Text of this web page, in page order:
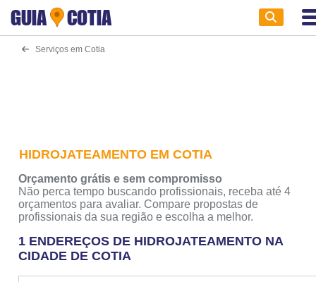
GUIA COTIA
Serviços em Cotia
HIDROJATEAMENTO EM COTIA
Orçamento grátis e sem compromisso
Não perca tempo buscando profissionais, receba até 4
orçamentos para avaliar. Compare propostas de
profissionais da sua região e escolha a melhor.
1 ENDEREÇOS DE HIDROJATEAMENTO NA
CIDADE DE COTIA